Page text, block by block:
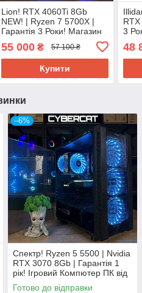
Lion! RTX 4060Ti 8Gb
NEW! | Ryzen 7 5700Х |
Гарантія 3 Роки! Магазин
Ігровий Компютер ПК від
CyberCat
55 000₴ 57 100 ₴
Купити
3
48
–6%
Спектр! Ryzen 5 5500 | Nvidia
RTX 3070 8Gb | Гарантія 1
рік! Ігровий Компютер ПК від
Магазин CyberCat
Готово до відправки